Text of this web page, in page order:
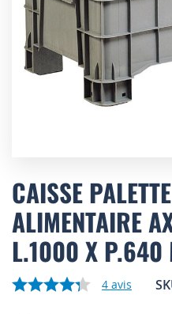
to
the
beginning
of
the
images
gallery
CAISSE
ALIMENTAIRE
L.1000 X P.640
4 avis